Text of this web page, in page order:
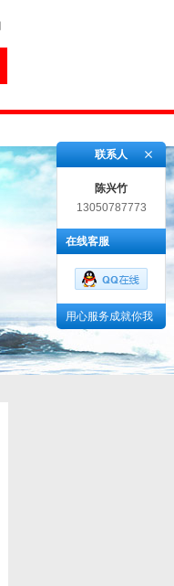
联系人
陈兴竹
13050787773
在线客服
用心服务成就你我